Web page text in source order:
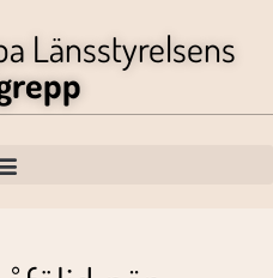
Länsstyrelsens